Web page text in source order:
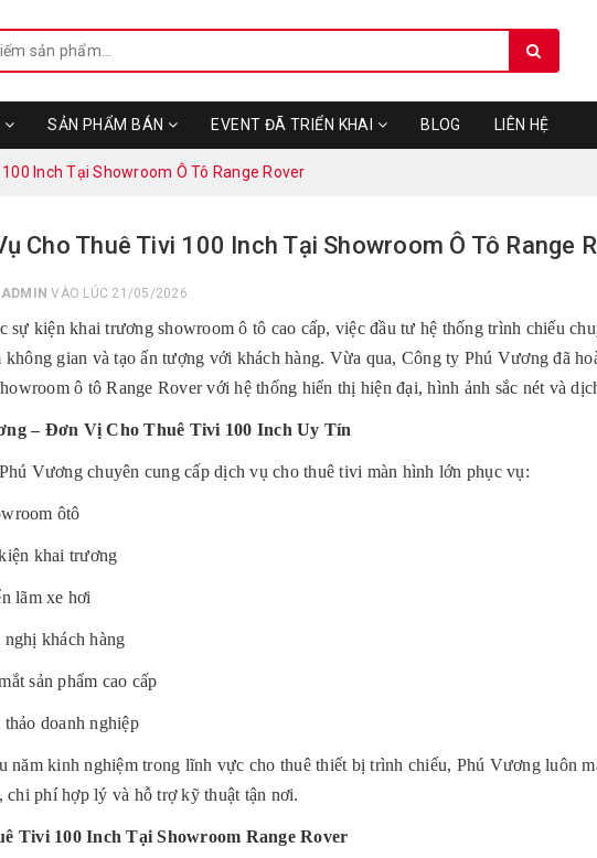
SẢN PHẨM BÁN EVENT ĐÃ TRIỂN KHAI BLOG LIÊN HỆ
Inch Tại Showroom Ô Tô Range Rover
Cho Thuê Tivi 100 Inch Tại Showroom Ô Tô Range
ADMIN VÀO LÚC 21/05/2026
sự kiện khai trương showroom ô tô cao cấp, việc đầu tư hệ thống trình chiếu
không gian và tạo ấn tượng với khách hàng. Vừa qua, Công ty Phú Vương đã
ô tô Range Rover với hệ thống hiển thị hiện đại, hình ảnh sắc nét và
– Đơn Vị Cho Thuê Tivi 100 Inch Uy Tín
Vương chuyên cung cấp dịch vụ cho thuê tivi màn hình lớn phục vụ:
ôtô
khai trương
lãm xe hơi
khách hàng
sản phẩm cao cấp
doanh nghiệp
năm kinh nghiệm trong lĩnh vực cho thuê thiết bị trình chiếu, Phú Vương luôn
chi phí hợp lý và hỗ trợ kỹ thuật tận nơi.
Tivi 100 Inch Tại Showroom Range Rover